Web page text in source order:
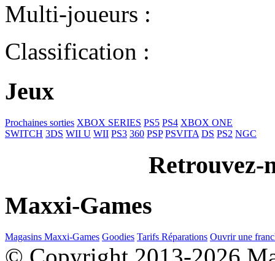
Multi-joueurs :
Classification :
Jeux
Prochaines sorties XBOX SERIES PS5 PS4 XBOX ONE
SWITCH 3DS WII U WII PS3 360 PSP PSVITA DS PS2 NGC
Retrouvez-
Maxxi-Games
Magasins Maxxi-Games Goodies Tarifs Réparations Ouvrir une